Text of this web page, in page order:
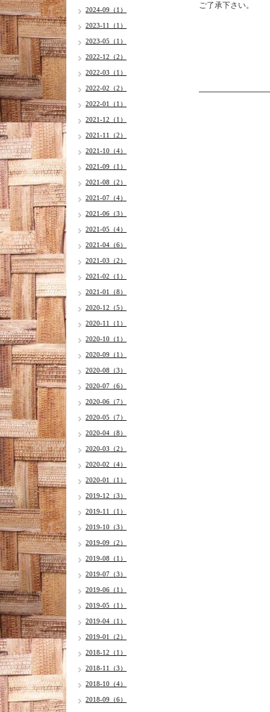
ご了承下さい。
2024-09（1）
2023-11（1）
2023-05（1）
2022-12（2）
2022-03（1）
2022-02（2）
2022-01（1）
2021-12（1）
2021-11（2）
2021-10（4）
2021-09（1）
2021-08（2）
2021-07（4）
2021-06（3）
2021-05（4）
2021-04（6）
2021-03（2）
2021-02（1）
2021-01（8）
2020-12（5）
2020-11（1）
2020-10（1）
2020-09（1）
2020-08（3）
2020-07（6）
2020-06（7）
2020-05（7）
2020-04（8）
2020-03（2）
2020-02（4）
2020-01（1）
2019-12（3）
2019-11（1）
2019-10（3）
2019-09（2）
2019-08（1）
2019-07（3）
2019-06（1）
2019-05（1）
2019-04（1）
2019-01（2）
2018-12（1）
2018-11（3）
2018-10（4）
2018-09（6）